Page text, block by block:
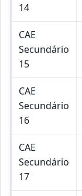
14
CAE
Secundário
15
CAE
Secundário
16
CAE
Secundário
17